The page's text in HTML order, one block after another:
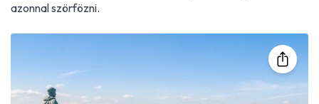
azonnal szörfözni.